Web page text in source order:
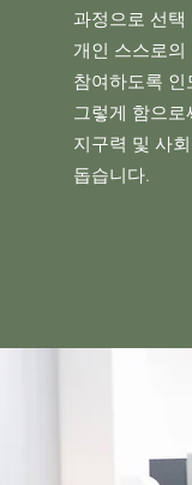
과정으로 선
개인 스스로
참여하도록 인
그렇게 함으
지구력 및 사
돕습니다.